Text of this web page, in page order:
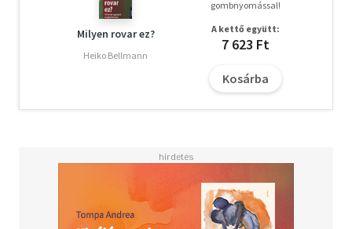
Milyen rovar ez?
Heiko Bellmann
gombnyomással!
A kettő együtt:
7 623 Ft
Kosárba